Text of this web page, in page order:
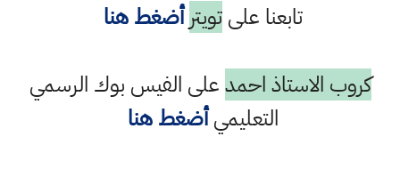
تابعنا علىتويتر أضغط هنا
كروب الاستاذ احمدعلى الفيس بوك الرسمي
التعليميأضغط هنا